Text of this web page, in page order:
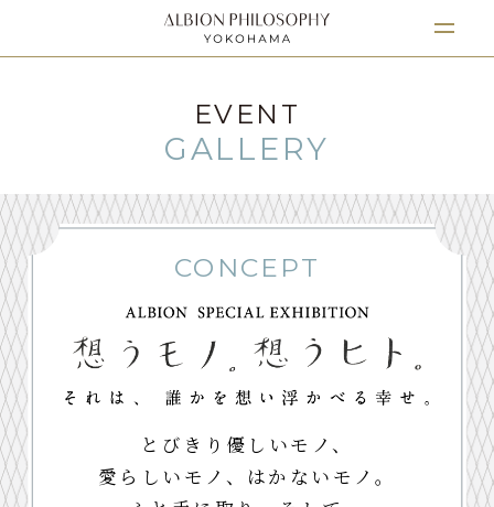
EVENT
GALLERY
CONCEPT
とびきり優しいモノ、
愛らしいモノ、はかないモノ。